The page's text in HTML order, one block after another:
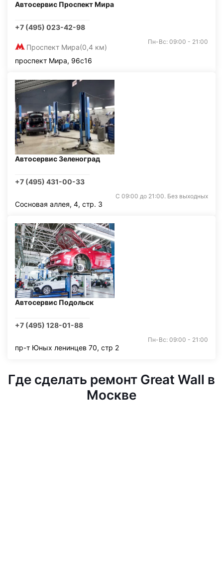
Автосервис Проспект Мира
+7 (495) 023-42-98
Проспект Мира(0,4 км)
Пн-Вс: 09:00 - 21:00
проспект Мира, 96с16
Автосервис Зеленоград
+7 (495) 431-00-33
С 09:00 до 21:00. Без выходных
Сосновая аллея, 4, стр. 3
Автосервис Подольск
+7 (495) 128-01-88
Пн-Вс: 09:00 - 21:00
пр-т Юных ленинцев 70, стр 2
Где сделать ремонт Great Wall в
Москве